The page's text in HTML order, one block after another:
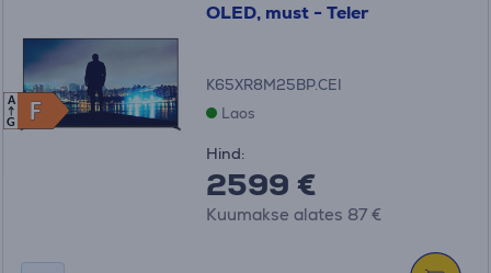
F
F
A
G
OLED, must - Teler
K65XR8M25BP.CEI
Laos
Hind:
2599 €
Kuumakse alates 87 €